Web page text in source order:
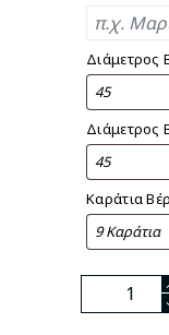
Διάμετρος
Διάμετρος
Καράτια